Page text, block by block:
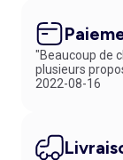
"Beaucoup de
plusieurs
2022-08-16